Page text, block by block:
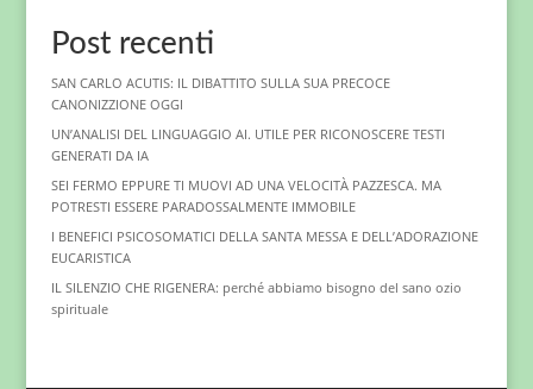
Post recenti
SAN CARLO ACUTIS: IL DIBATTITO SULLA SUA PRECOCE
CANONIZZIONE OGGI
UN’ANALISI DEL LINGUAGGIO AI. UTILE PER RICONOSCERE TESTI
GENERATI DA IA
SEI FERMO EPPURE TI MUOVI AD UNA VELOCITÀ PAZZESCA. MA
POTRESTI ESSERE PARADOSSALMENTE IMMOBILE
I BENEFICI PSICOSOMATICI DELLA SANTA MESSA E DELL’ADORAZIONE
EUCARISTICA
IL SILENZIO CHE RIGENERA: perché abbiamo bisogno del sano ozio
spirituale